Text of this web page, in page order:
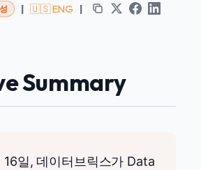
| 🇺🇸 ENG |
Summary
일, 데이터브릭스가 Data